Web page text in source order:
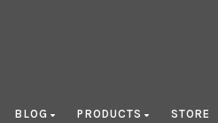
BLOG PRODUCTS STORE